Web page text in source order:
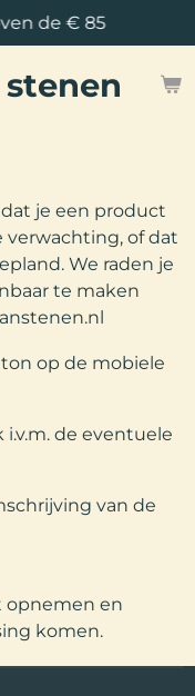
de € 85
je een product
of dat
We raden je
te maken
op de mobiele
de eventuele
van de
opnemen en
komen.